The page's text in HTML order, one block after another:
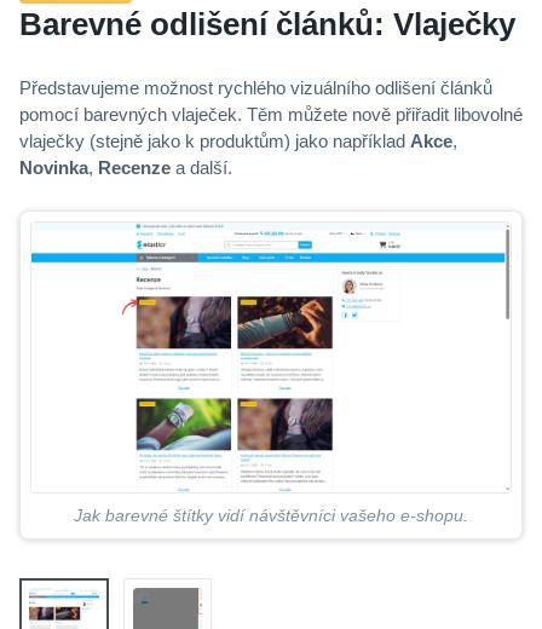
Barevné odlišení článků: Vlaječky
Představujeme možnost rychlého vizuálního odlišení článků
pomocí barevných vlaječek. Těm můžete nově přiřadit libovolné
vlaječky (stejně jako k produktům) jako například Akce,
Novinka, Recenze a další.
Jak barevné štítky vidí návštěvníci vašeho e-shopu.